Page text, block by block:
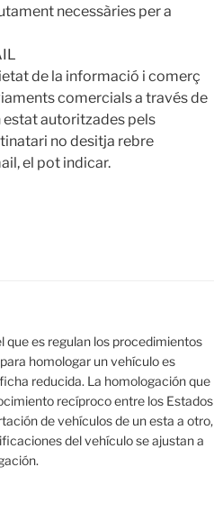
necessàries per a
de la informació i comerç
comercials a través de
estat autoritzades pels
no desitja rebre
el pot indicar.
que es regulan los procedimientos
homologar un vehículo es
reducida. La homologación que
recíproco entre los Estados
de vehículos de un esta a otro,
del vehículo se ajustan a